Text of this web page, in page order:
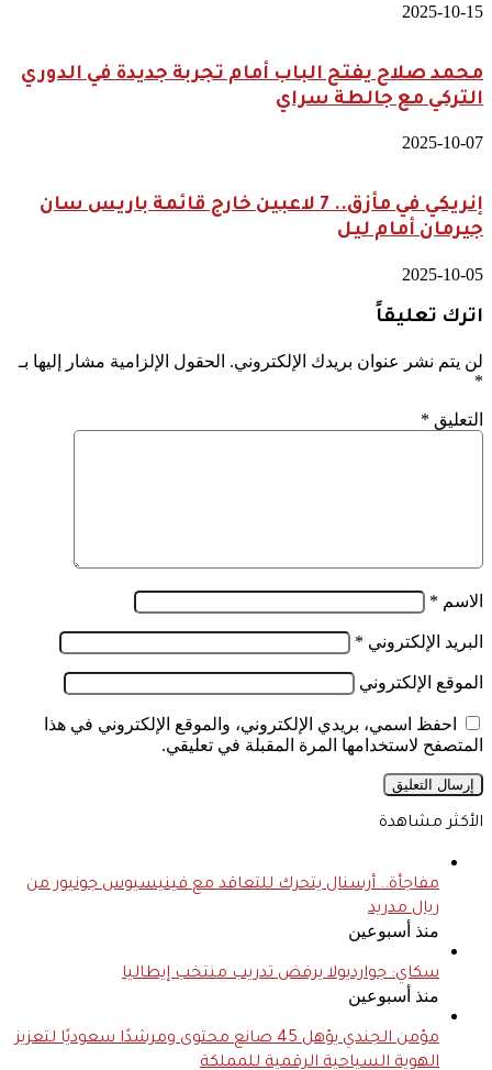
2025-10-15
محمد صلاح يفتح الباب أمام تجربة جديدة في الدوري
التركي مع جالطة سراي
2025-10-07
إنريكي في مأزق.. 7 لاعبين خارج قائمة باريس سان
جيرمان أمام ليل
2025-10-05
اترك تعليقاً
لن يتم نشر عنوان بريدك الإلكتروني. الحقول الإلزامية مشار إليها بـ
*
التعليق *
الاسم *
البريد الإلكتروني *
الموقع الإلكتروني
احفظ اسمي، بريدي الإلكتروني، والموقع الإلكتروني في هذا
المتصفح لاستخدامها المرة المقبلة في تعليقي.
الأكثر مشاهدة
مفاجأة.. أرسنال يتحرك للتعاقد مع فينيسيوس جونيور من
ريال مدريد
منذ أسبوعين
سكاي: جوارديولا يرفض تدريب منتخب إيطاليا
منذ أسبوعين
مؤمن الجندي يؤهل 45 صانع محتوى ومرشدًا سعوديًا لتعزيز
الهوية السياحية الرقمية للمملكة